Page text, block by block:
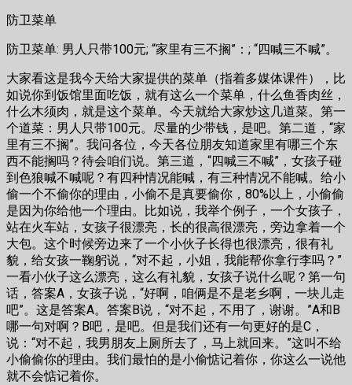
防卫菜单
防卫菜单: 男人只带100元; “家里有三不搁”：; “四喊三不喊”。
大家看这是我今天给大家提供的菜单（指着多媒体课件），比
如说你到饭馆里面吃饭，就有这么一个菜单，什么鱼香肉丝，
什么木须肉，就是这个菜单。今天就给大家炒这几道菜。第一
个道菜：男人只带100元。尽量的少带钱，是吧。第二道，“家
里有三不搁”。我问各位，今天各位朋友知道家里有哪三个东
西不能搁吗？待会咱们说。第三道，“四喊三不喊”，女孩子碰
到色狼喊不喊呢？有四种情况能喊，有三种情况不能喊。给小
偷一个不偷你的理由，小偷不是真要偷你，80%以上，小偷偷
是因为你给他一个理由。比如说，我举个例子，一个女孩子，
站在火车站，女孩子很漂亮，长的很高很漂亮，旁边拿着一个
大包。这个时候旁边来了一个小伙子长得也很漂亮，很有礼
貌，给女孩一鞠躬说，“对不起，小姐，我能帮你拿行李吗？”
一看小伙子这么漂亮，这么有礼貌，女孩子说什么呢？第一句
话，答案A，女孩子说，“好啊，咱俩是不是老乡啊，一块儿走
吧”。这是答案A。答案B说，“对不起，不用了，谢谢。”A和B
哪一句对啊？B吧，是吧。但是我们还有一句更好的是C，
说：“对不起，我男朋友上厕所去了，马上就回来。”这叫不给
小偷偷你的理由。我们最怕的是小偷惦记着你，你这么一说他
就不会惦记着你。